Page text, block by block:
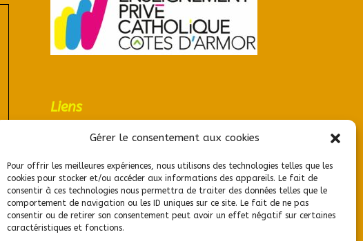
Gérer le consentement aux cookies
Pour offrir les meilleures expériences, nous utilisons des technologies telles que les
cookies pour stocker et/ou accéder aux informations des appareils. Le fait de
consentir à ces technologies nous permettra de traiter des données telles que le
comportement de navigation ou les ID uniques sur ce site. Le fait de ne pas
consentir ou de retirer son consentement peut avoir un effet négatif sur certaines
caractéristiques et fonctions.
Liens